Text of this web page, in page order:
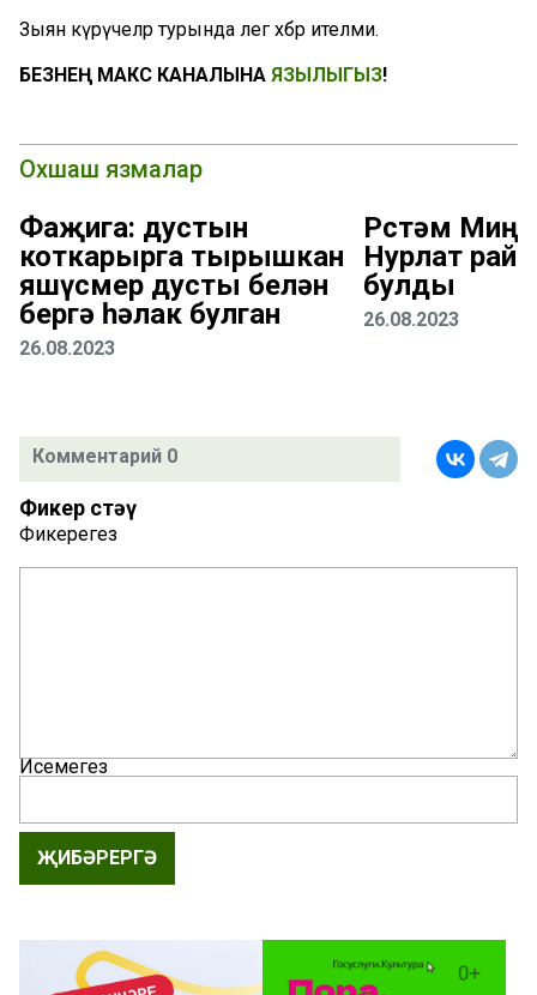
Зыян күрүчеләр турында әлегә хәбәр ителми.
БЕЗНЕҢ МАКС КАНАЛЫНА ЯЗЫЛЫГЫЗ!
Охшаш язмалар
Фаҗига: дустын
коткарырга тырышкан
яшүсмер дусты белән
бергә һәлак булган
26.08.2023
Рөстәм
Нурлат
булды
26.08.2023
Комментарий 0
Фикер өстәү
Фикерегез
Исемегез
ҖИБӘРЕРГӘ